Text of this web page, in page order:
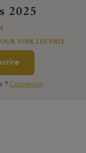
2025
VOIR LES PRIX
? Connexion